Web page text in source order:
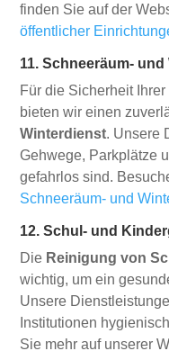
finden Sie auf der
öffentlicher
11. Schneeräum-
Für die Sicherheit
bieten wir einen
Winterdienst. Unsere
Gehwege, Parkplätze
gefahrlos sind.
Schneeräum- und
12. Schul- und
Die Reinigung von
wichtig, um ein
Unsere
Institutionen
Sie mehr auf unserer